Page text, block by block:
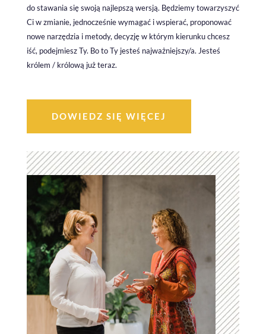
do stawania się swoją najlepszą wersją. Będziemy towarzyszyć
Ci w zmianie, jednocześnie wymagać i wspierać, proponować
nowe narzędzia i metody, decyzję w którym kierunku chcesz
iść, podejmiesz Ty. Bo to Ty jesteś najważniejszy/a. Jesteś
królem / królową już teraz.
DOWIEDZ SIĘ WIĘCEJ